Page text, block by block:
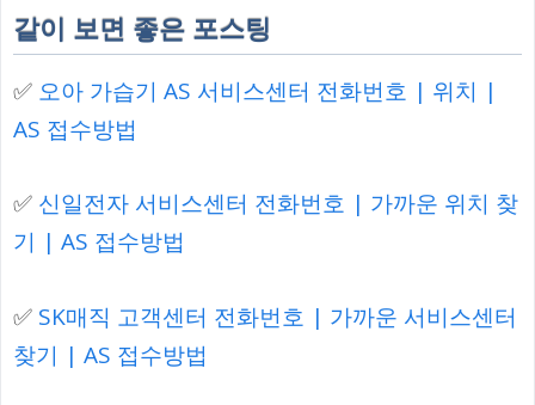
같이 보면 좋은 포스팅
✅ 오아 가습기 AS 서비스센터 전화번호 | 위치 |
AS 접수방법
✅ 신일전자 서비스센터 전화번호 | 가까운 위치 찾
기 | AS 접수방법
✅ SK매직 고객센터 전화번호 | 가까운 서비스센터
찾기 | AS 접수방법